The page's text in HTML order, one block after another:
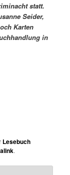
statt.
Seider,
Karten
in
Lesebuch
.